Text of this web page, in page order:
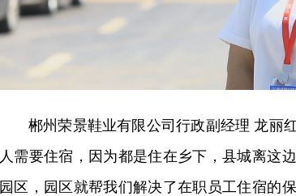
郴州荣景鞋业有限公司行政副经理 龙丽
人需要住宿，因为都是住在乡下，县城离这
园区，园区就帮我们解决了在职员工住宿的